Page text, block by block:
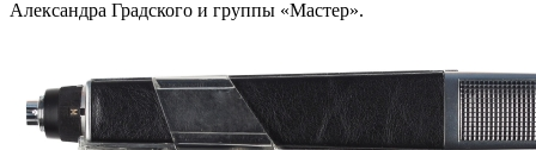
Александра Градского и группы «Мастер».